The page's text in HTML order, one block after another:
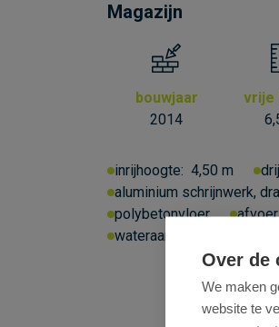
Magazijn
bouwjaar
2014
vrije
inrijhoogte: 4,50 m
aluminium schrijnwerk,
polybetonvloer
wateraansluiting
Over de
We maken
website te